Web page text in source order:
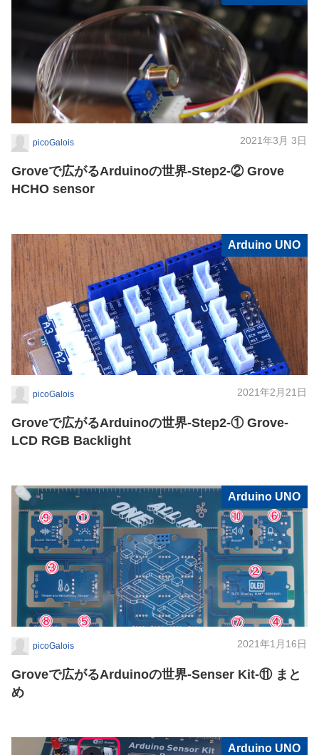
picoGalois 2021年3月 3日
Groveで広がるArduinoの世界-Step2-② Grove
HCHO sensor
Arduino UNO
picoGalois 2021年2月21日
Groveで広がるArduinoの世界-Step2-① Grove-
LCD RGB Backlight
Arduino UNO
picoGalois 2021年1月16日
Groveで広がるArduinoの世界-Senser Kit-⑪ まと
め
Arduino UNO